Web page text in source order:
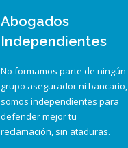
Abogados
Independientes
No formamos parte de ningún
grupo asegurador ni bancario,
somos independientes para
defender mejor tu
reclamación, sin ataduras.